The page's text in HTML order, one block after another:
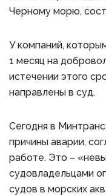
Черному морю,
У компаний,
1 месяц на
истечении этого
направлены в суд.
Сегодня в
причины аварии,
работе. Это –
судовладельцами
судов в морских